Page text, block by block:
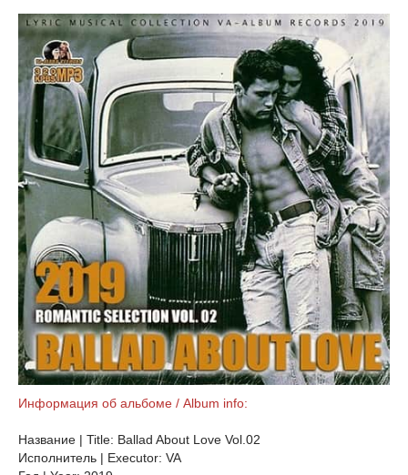
Информация об альбоме / Album info:
Название | Title: Ballad About Love Vol.02
Исполнитель | Executor: VA